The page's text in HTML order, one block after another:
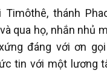
thánh
qua họ, nhắn nhủ
đáng với ơn
tin với một lương